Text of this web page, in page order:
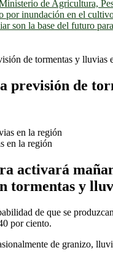
de Agricultura,
inundación en el
son la base del futuro
de tormentas y lluvias
de
en la región
activará
tormentas y
de que se
por ciento.
de granizo,